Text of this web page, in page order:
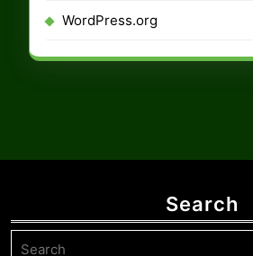
WordPress.org
Search